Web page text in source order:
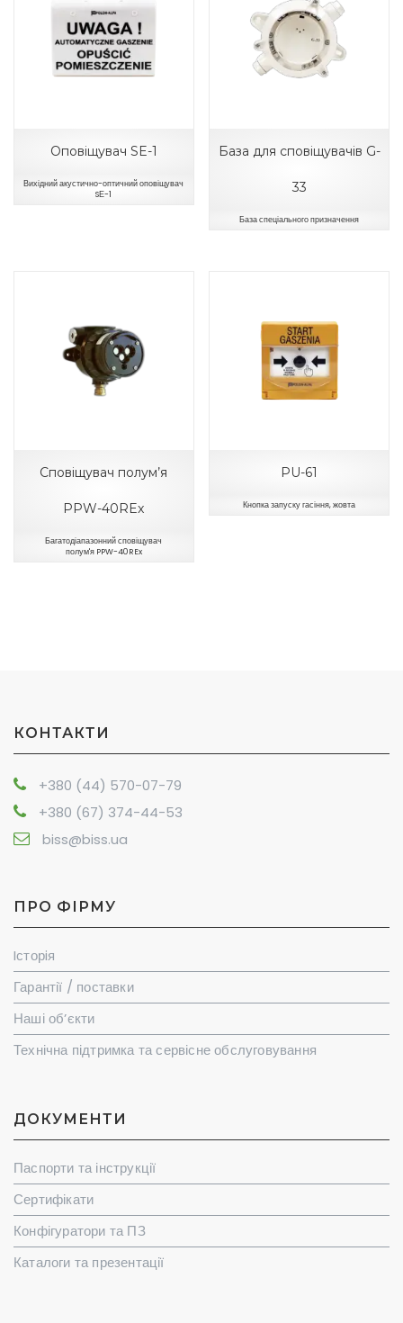
Оповіщувач SE-1
Вихідний акустично-оптичний оповіщувач
SЕ-1
База для сповіщувачів G-
33
База спеціального призначення
Сповіщувач полум’я
PPW-40REx
Багатодіапазонний сповіщувач
полум'я PPW-40REx
PU-61
Кнопка запуску гасіння, жовта
КОНТАКТИ
+380 (44) 570-07-79
+380 (67) 374-44-53
biss@biss.ua
ПРО ФІРМУ
Iсторiя
Гарантії / поставки
Наші об’єкти
Технічна підтримка та сервісне обслуговування
ДОКУМЕНТИ
Паспорти та інструкції
Сертифікати
Конфігуратори та ПЗ
Каталоги та презентації